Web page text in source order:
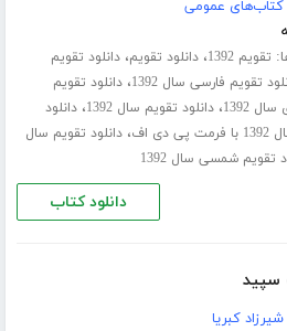
کتاب‌های عمومی
تقویم 1392 ،دانلود تقویم،دانلود تقویم
تقویم فارسی سال 1392 ،دانلود تقویم
1392
،دانلود تقویم سال 1392 ،دانلود
دی اف
،دانلود تقویم سال
تقویم شمسی سال 1392
دانلود کتاب
سپید
شیرزاد کبریا